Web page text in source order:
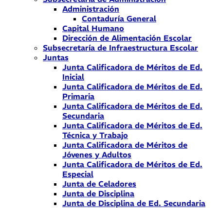
Administración
Contaduría General
Capital Humano
Dirección de Alimentación Escolar
Subsecretaría de Infraestructura Escolar
Juntas
Junta Calificadora de Méritos de Ed.
Inicial
Junta Calificadora de Méritos de Ed.
Primaria
Junta Calificadora de Méritos de Ed.
Secundaria
Junta Calificadora de Méritos de Ed.
Técnica y Trabajo
Junta Calificadora de Méritos de
Jóvenes y Adultos
Junta Calificadora de Méritos de Ed.
Especial
Junta de Celadores
Junta de Disciplina
Junta de Disciplina de Ed. Secundaria